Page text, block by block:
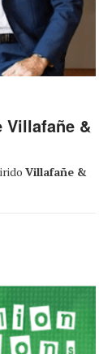
Villafañe &
Villafañe &